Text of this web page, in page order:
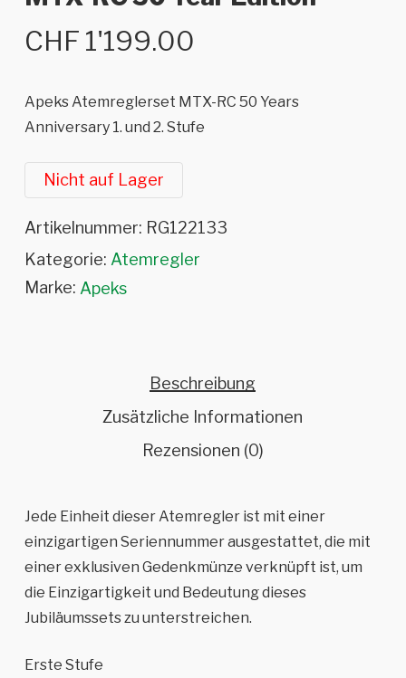
CHF 1'199.00
Apeks Atemreglerset MTX-RC 50 Years
Anniversary 1. und 2. Stufe
Nicht auf Lager
Artikelnummer: RG122133
Kategorie: Atemregler
Marke: Apeks
Beschreibung
Zusätzliche Informationen
Rezensionen (0)
Jede Einheit dieser Atemregler ist mit einer
einzigartigen Seriennummer ausgestattet, die mit
einer exklusiven Gedenkmünze verknüpft ist, um
die Einzigartigkeit und Bedeutung dieses
Jubiläumssets zu unterstreichen.
Erste Stufe